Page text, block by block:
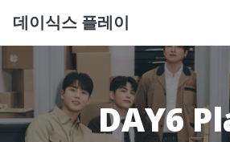
데이식스 플레이
DAY6